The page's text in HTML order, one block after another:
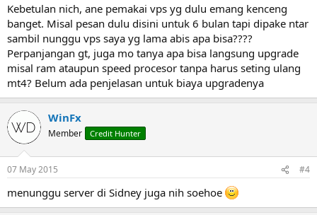
Kebetulan nich, ane pemakai vps yg dulu emang kenceng
banget. Misal pesan dulu disini untuk 6 bulan tapi dipake ntar
sambil nunggu vps saya yg lama abis apa bisa????
Perpanjangan gt, juga mo tanya apa bisa langsung upgrade
misal ram ataupun speed procesor tanpa harus seting ulang
mt4? Belum ada penjelasan untuk biaya upgradenya
WinFx
Member Credit Hunter
07 May 2015 #4
menunggu server di Sidney juga nih soehoe